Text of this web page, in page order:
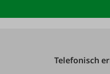
Telefonisch